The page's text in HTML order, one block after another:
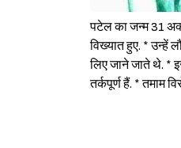
पटेल का जन्म 31
विख्यात हुए. * उन्हें
लिए जाने जाते थे. *
तर्कपूर्ण हैं. * तमाम